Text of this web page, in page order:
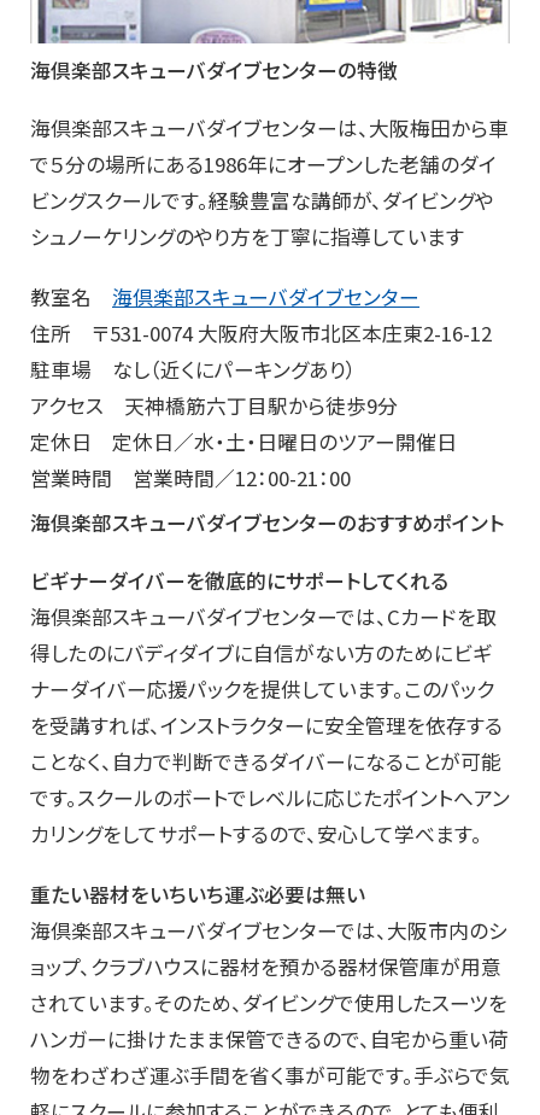
海倶楽部スキューバダイブセンターの特徴
海倶楽部スキューバダイブセンターは、大阪梅田から車
で５分の場所にある1986年にオープンした老舗のダイ
ビングスクールです。経験豊富な講師が、ダイビングや
シュノーケリングのやり方を丁寧に指導しています
教室名 海倶楽部スキューバダイブセンター
住所 〒531-0074 大阪府大阪市北区本庄東2-16-12
駐車場 なし（近くにパーキングあり）
アクセス 天神橋筋六丁目駅から徒歩9分
定休日 定休日／水・土・日曜日のツアー開催日
営業時間 営業時間／12：00-21：00
海倶楽部スキューバダイブセンターのおすすめポイント
ビギナーダイバーを徹底的にサポートしてくれる
海倶楽部スキューバダイブセンターでは、Cカードを取
得したのにバディダイブに自信がない方のためにビギ
ナーダイバー応援パックを提供しています。このパック
を受講すれば、インストラクターに安全管理を依存する
ことなく、自力で判断できるダイバーになることが可能
です。スクールのボートでレベルに応じたポイントへアン
カリングをしてサポートするので、安心して学べます。
重たい器材をいちいち運ぶ必要は無い
海倶楽部スキューバダイブセンターでは、大阪市内のシ
ョップ、クラブハウスに器材を預かる器材保管庫が用意
されています。そのため、ダイビングで使用したスーツを
ハンガーに掛けたまま保管できるので、自宅から重い荷
物をわざわざ運ぶ手間を省く事が可能です。手ぶらで気